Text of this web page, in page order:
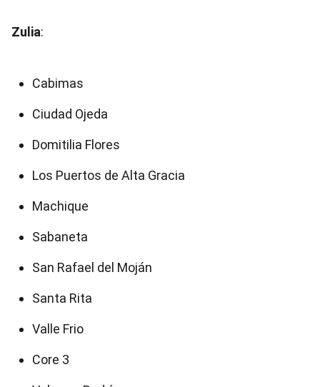
Zulia:
Cabimas
Ciudad Ojeda
Domitilia Flores
Los Puertos de Alta Gracia
Machique
Sabaneta
San Rafael del Moján
Santa Rita
Valle Frio
Core 3